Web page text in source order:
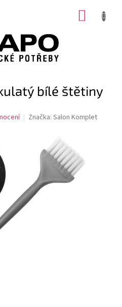
bílé štětiny
Značka: Salon Komplet